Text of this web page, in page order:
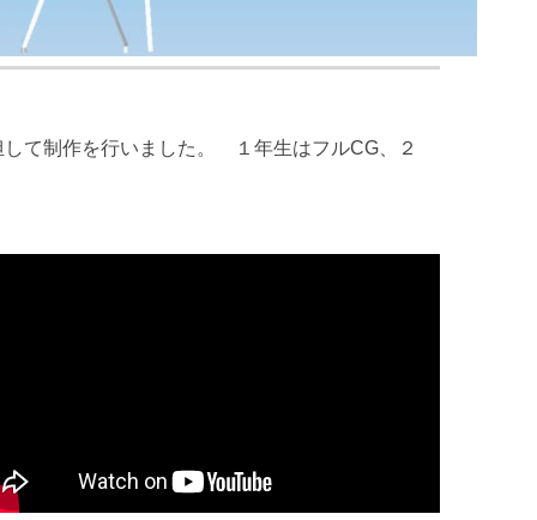
て制作を行いました。 １年生はフルCG、２